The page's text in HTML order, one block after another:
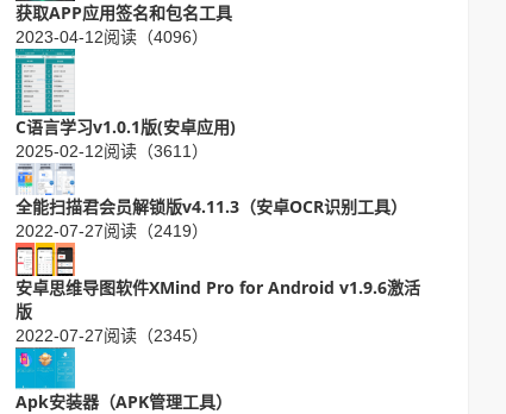
获取APP应用签名和包名工具
2023-04-12阅读（4096）
C语言学习v1.0.1版(安卓应用)
2025-02-12阅读（3611）
全能扫描君会员解锁版v4.11.3（安卓OCR识别工具）
2022-07-27阅读（2419）
安卓思维导图软件XMind Pro for Android v1.9.6激活
版
2022-07-27阅读（2345）
Apk安装器（APK管理工具）